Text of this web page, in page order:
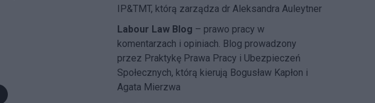
IP&TMT, którą zarządza dr Aleksandra Auleytner
Labour Law Blog – prawo pracy w
komentarzach i opiniach. Blog prowadzony
przez Praktykę Prawa Pracy i Ubezpieczeń
Społecznych, którą kierują Bogusław Kapłon i
Agata Mierzwa